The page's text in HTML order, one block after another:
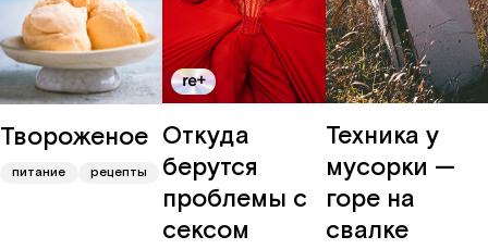
Твороженое
питание рецепты
Откуда
берутся
проблемы с
сексом
Техника у
мусорки —
горе на
свалке